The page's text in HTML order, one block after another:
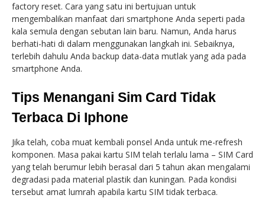
factory reset. Cara yang satu ini bertujuan untuk
mengembalikan manfaat dari smartphone Anda seperti pada
kala semula dengan sebutan lain baru. Namun, Anda harus
berhati-hati di dalam menggunakan langkah ini. Sebaiknya,
terlebih dahulu Anda backup data-data mutlak yang ada pada
smartphone Anda.
Tips Menangani Sim Card Tidak
Terbaca Di Iphone
Jika telah, coba muat kembali ponsel Anda untuk me-refresh
komponen. Masa pakai kartu SIM telah terlalu lama – SIM Card
yang telah berumur lebih berasal dari 5 tahun akan mengalami
degradasi pada material plastik dan kuningan. Pada kondisi
tersebut amat lumrah apabila kartu SIM tidak terbaca.